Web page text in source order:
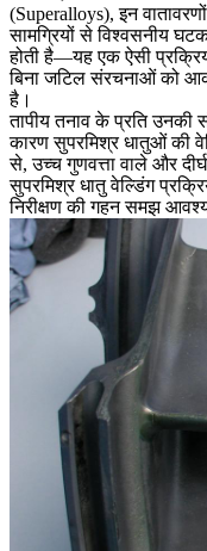
(Superalloys), इन
सामग्रियों से विश्वसनीय
होती है—यह एक ऐसी
बिना जटिल संरचनाओं को
है।
तापीय तनाव के प्रति
कारण सुपरमिश्र धातुओं की
से, उच्च गुणवत्ता वाले और
सुपरमिश्र धातु वेल्डिंग
निरीक्षण की गहन समझ